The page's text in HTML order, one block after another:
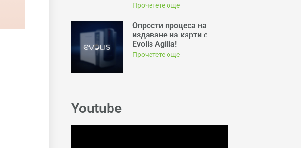
Прочетете още
Опрости процеса на
издаване на карти с
Evolis Agilia!
Прочетете още
Youtube